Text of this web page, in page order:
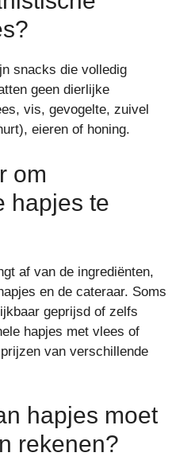
snacks die volledig
geen dierlijke
vis, gevogelte, zuivel
eieren of honing.
om
hapjes te
af van de ingrediënten,
en de cateraar. Soms
geprijsd of zelfs
hapjes met vlees of
van verschillende
hapjes moet
rekenen?